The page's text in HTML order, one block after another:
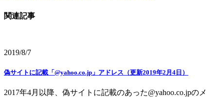
関連記事
2019/8/7
偽サイトに記載「@yahoo.co.jp」アドレス（更新2019年2月4日）
2017年4月以降、偽サイトに記載のあった@yahoo.co.jpのメ